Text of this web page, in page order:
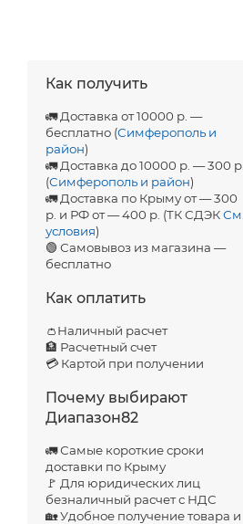
Как получить
🚛 Доставка от 10000 р. —
бесплатно (Симферополь и
район)
🚛 Доставка до 10000 р. — 300 р.
(Симферополь и район)
🚛 Доставка по Крыму от — 300
р. и РФ от — 400 р. (ТК СДЭКСм.
условия)
🟢 Самовывоз из магазина —
бесплатно
Как оплатить
👛Наличный расчет
🏦 Расчетный счет
💳 Картой при получении
Почему выбирают
Диапазон82
🚛 Самые короткие сроки
доставки по Крыму
🚩 Для юридических лиц
безналичный расчет с НДС
🏡 Удобное получение товара и